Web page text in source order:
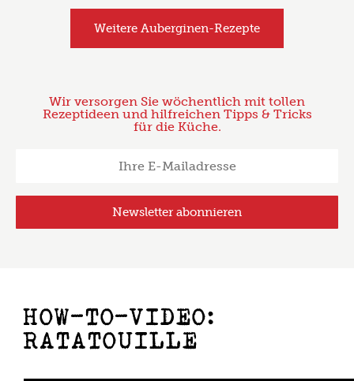
Weitere Auberginen-Rezepte
Wir versorgen Sie wöchentlich mit tollen
Rezeptideen und hilfreichen Tipps & Tricks
für die Küche.
HOW-TO-VIDEO:
RATATOUILLE